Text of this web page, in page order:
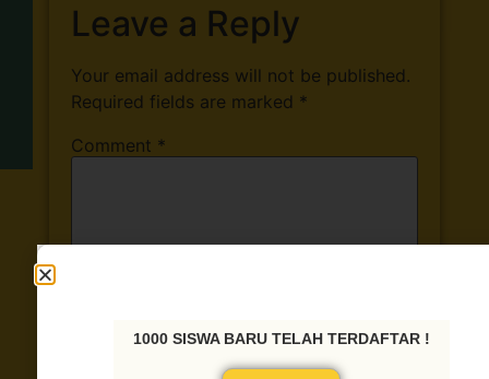
Leave a Reply
Your email address will not be published.
Required fields are marked *
Comment *
1000 SISWA BARU TELAH TERDAFTAR !